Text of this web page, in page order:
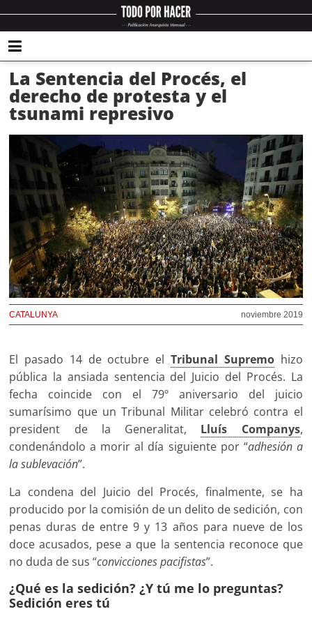
La Sentencia del Procés, el
derecho de protesta y el
tsunami represivo
noviembre 2019
CATALUNYA
El pasado 14 de octubre elTribunal Supremohizo
pública la ansiada sentencia del Juicio del Procés. La
fecha coincide con el 79º aniversario del juicio
sumarísimo que un Tribunal Militar celebró contra el
president de la Generalitat, Lluís Companys,
condenándolo a morir al día siguiente por “adhesión a
la sublevación”.
La condena del Juicio del Procés, finalmente, se ha
producido por la comisión de un delito de sedición, con
penas duras de entre 9 y 13 años para nueve de los
doce acusados, pese a que la sentencia reconoce que
no duda de sus “convicciones pacifistas”.
¿Qué es la sedición? ¿Y tú me lo preguntas?
Sedición eres tú